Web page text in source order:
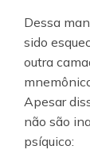
Dessa
sido
outra
Apesar
não são
psíquico: